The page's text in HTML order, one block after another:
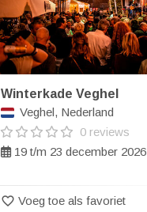
Winterkade Veghel
Veghel, Nederland
0 reviews
19 t/m 23 december 2026
favorite_border Voeg toe als favoriet